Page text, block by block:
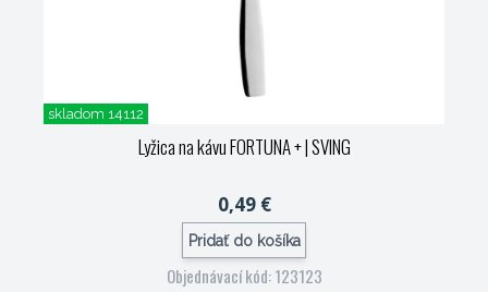
skladom 14112
Lyžica na kávu FORTUNA +| SVING
0,49 €
Pridať do košíka
Objednávací kód: 123123